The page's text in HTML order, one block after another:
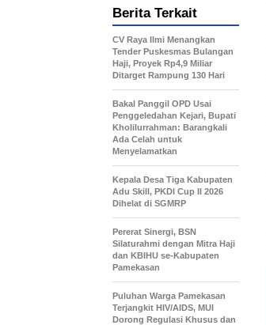
Berita Terkait
CV Raya Ilmi Menangkan
Tender Puskesmas Bulangan
Haji, Proyek Rp4,9 Miliar
Ditarget Rampung 130 Hari
Bakal Panggil OPD Usai
Penggeledahan Kejari, Bupati
Kholilurrahman: Barangkali
Ada Celah untuk
Menyelamatkan
Kepala Desa Tiga Kabupaten
Adu Skill, PKDI Cup II 2026
Dihelat di SGMRP
Pererat Sinergi, BSN
Silaturahmi dengan Mitra Haji
dan KBIHU se-Kabupaten
Pamekasan
Puluhan Warga Pamekasan
Terjangkit HIV/AIDS, MUI
Dorong Regulasi Khusus dan